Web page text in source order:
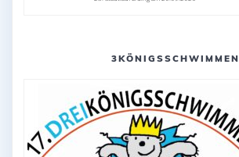
3KÖNIGSSCHWIMMEN